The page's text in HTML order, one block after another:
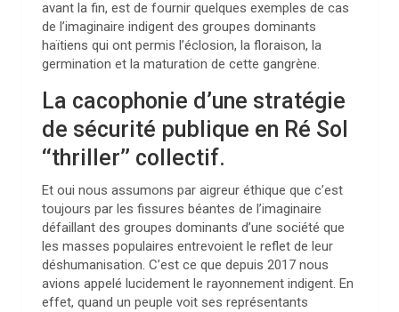
avant la fin, est de fournir quelques exemples de cas
de l’imaginaire indigent des groupes dominants
haïtiens qui ont permis l’éclosion, la floraison, la
germination et la maturation de cette gangrène.
La cacophonie d’une stratégie
de sécurité publique en Ré Sol
‘‘thriller’’ collectif.
Et oui nous assumons par aigreur éthique que c’est
toujours par les fissures béantes de l’imaginaire
défaillant des groupes dominants d’une société que
les masses populaires entrevoient le reflet de leur
déshumanisation. C’est ce que depuis 2017 nous
avions appelé lucidement le rayonnement indigent. En
effet, quand un peuple voit ses représentants